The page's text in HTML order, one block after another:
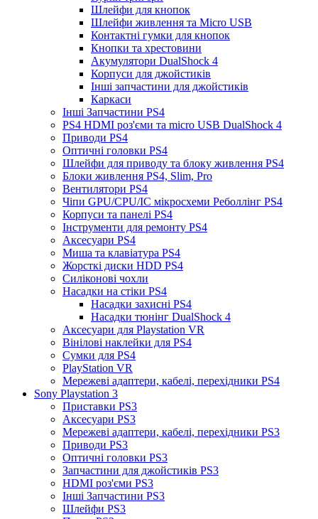
Шлейфи для кнопок
Шлейфи живлення та Micro USB
Контактні гумки для кнопок
Кнопки та хрестовини
Акумулятори DualShock 4
Корпуси для джойстиків
Інші запчастини для джойстиків
Каркаси
Інші Запчастини PS4
PS4 HDMI роз'єми та micro USB DualShock 4
Приводи PS4
Оптичні головки PS4
Шлейфи для приводу та блоку живлення PS4
Блоки живлення PS4, Slim, Pro
Вентилятори PS4
Чіпи GPU/CPU/IC мікросхеми Реболлінг PS4
Корпуси та панелі PS4
Інструменти для ремонту PS4
Аксесуари PS4
Миша та клавіатура PS4
Жорсткі диски HDD PS4
Силіконові чохли
Насадки на стіки PS4
Насадки захисні PS4
Насадки тюнінг DualShock 4
Аксесуари для Playstation VR
Вінілові наклейки для PS4
Сумки для PS4
PlayStation VR
Мережеві адаптери, кабелі, перехідники PS4
Sony Playstation 3
Приставки PS3
Аксесуари PS3
Мережеві адаптери, кабелі, перехідники PS3
Приводи PS3
Оптичні головки PS3
Запчастини для джойстиків PS3
HDMI роз'єми PS3
Інші Запчастини PS3
Шлейфи PS3